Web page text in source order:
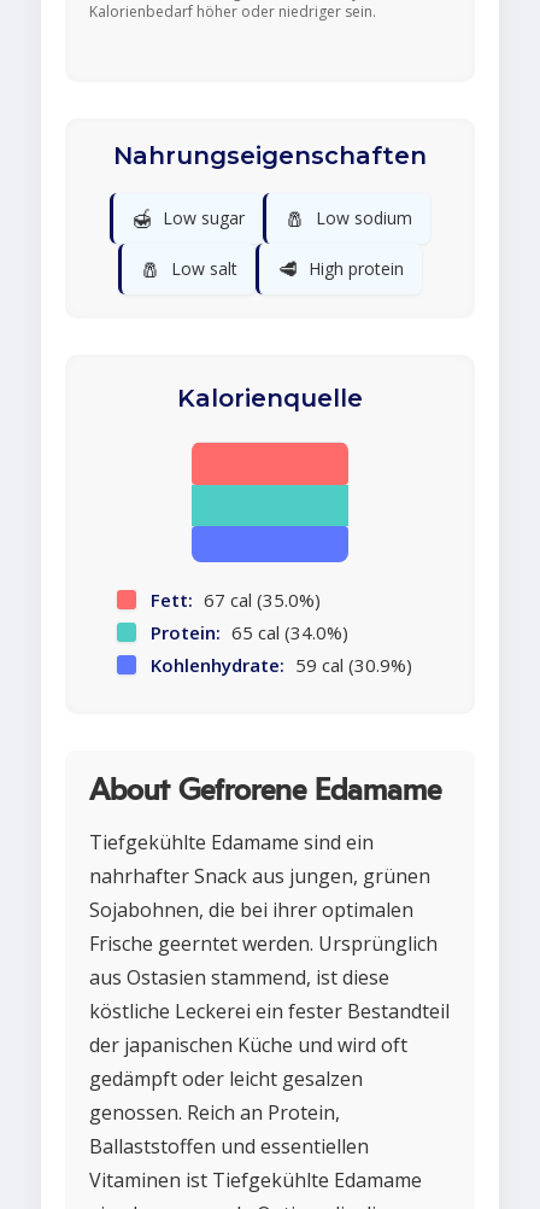
Kalorienbedarf höher oder niedriger sein.
Nahrungseigenschaften
🍯 Low sugar 🧂 Low sodium
🧂 Low salt 🥩 High protein
Kalorienquelle
Fett: 67 cal (35.0%)
Protein: 65 cal (34.0%)
Kohlenhydrate: 59 cal (30.9%)
About Gefrorene Edamame
Tiefgekühlte Edamame sind ein
nahrhafter Snack aus jungen, grünen
Sojabohnen, die bei ihrer optimalen
Frische geerntet werden. Ursprünglich
aus Ostasien stammend, ist diese
köstliche Leckerei ein fester Bestandteil
der japanischen Küche und wird oft
gedämpft oder leicht gesalzen
genossen. Reich an Protein,
Ballaststoffen und essentiellen
Vitaminen ist Tiefgekühlte Edamame